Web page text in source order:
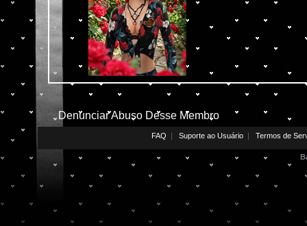
Denunciar Abuso Desse Membro
FAQ | Suporte ao Usuário | Termos de